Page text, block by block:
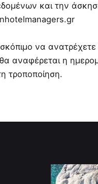
και την
να
αναφέρεται η
τροποποίηση.